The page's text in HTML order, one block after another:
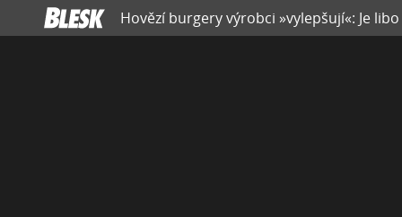
Hovězí burgery výrobci »vylepšují«: Je